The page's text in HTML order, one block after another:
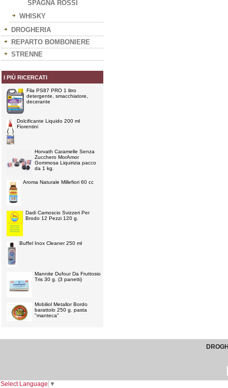
SPAGNA ROSSI
WHISKY
DROGHERIA
REPARTO BOMBONIERE
STRENNE
I PIÙ RICERCATI
Fila PS87 PRO 1 litro
detergente, smacchiatore,
decerante
Dolcificante Liquido 200 ml
Fiorentini
Horvath Caramelle Senza
Zucchero MorAmor
Gommosa Liquirizia pacco
da 1 kg.
Aroma Naturale Millefiori 60 cc
Dadi Camoscio Svizzeri Per
Brodo 12 Pezzi 120 g.
Buffel Inox Cleaner 250 ml
Mannite Dufour Da Fruttosio
Tris 30 g. (3 panetti)
Mobiliol Metallor Bordo
barattolo 250 g. pasta
"manteca"
Select Language ▼